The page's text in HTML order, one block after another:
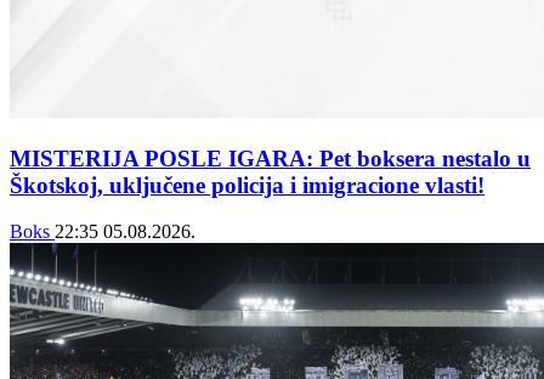
MISTERIJA POSLE IGARA: Pet boksera nestalo u
Škotskoj, uključene policija i imigracione vlasti!
Boks 22:35 05.08.2026.